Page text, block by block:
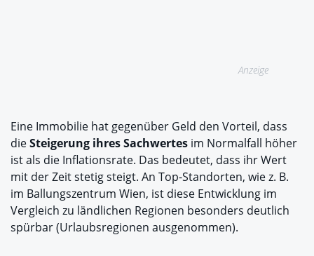
Anzeige
Eine Immobilie hat gegenüber Geld den Vorteil, dass
dieSteigerung ihres Sachwertes im Normalfall höher
ist als die Inflationsrate. Das bedeutet, dass ihr Wert
mit der Zeit stetig steigt. An Top-Standorten, wie z. B.
im Ballungszentrum Wien, ist diese Entwicklung im
Vergleich zu ländlichen Regionen besonders deutlich
spürbar (Urlaubsregionen ausgenommen).